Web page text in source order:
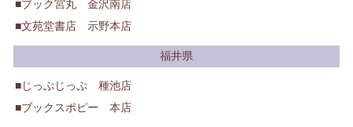
ブック宮丸 金沢南店
文苑堂書店 示野本店
福井県
じっぷじっぷ 種池店
ブックスポピー 本店